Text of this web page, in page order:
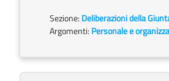
Sezione: Deliberazioni della
Argomenti: Personale e